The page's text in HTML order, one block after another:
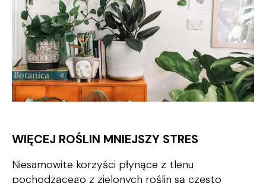
WIĘCEJ ROŚLIN MNIEJSZY STRES
Niesamowite korzyści płynące z tlenu
pochodzącego z zielonych roślin są często